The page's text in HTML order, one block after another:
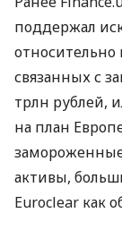
поддержал
относительно
связанных с
трлн рублей,
на план
активы,
Euroclear как